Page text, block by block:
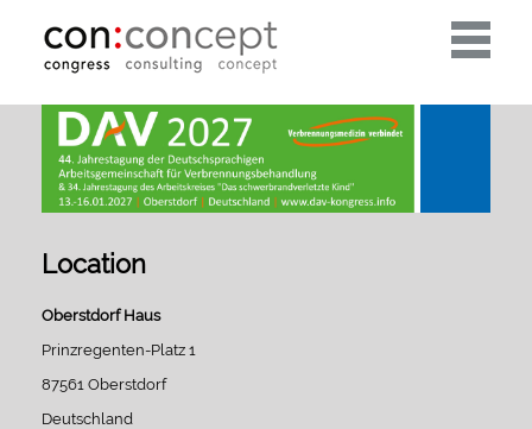
Toggle
Location
Oberstdorf Haus
Prinzregenten-Platz 1
87561 Oberstdorf
Deutschland